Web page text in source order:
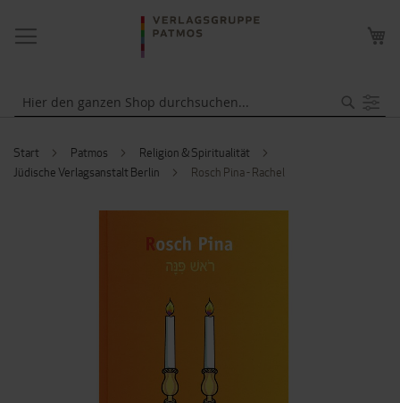
NAVIGATION
UMSCHALTEN
Start Patmos
Religion & Spiritualität
Jüdische Verlagsanstalt Berlin
Rosch Pina - Rachel
DER